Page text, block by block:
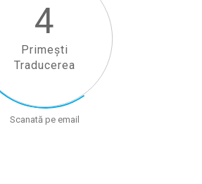
4
Primești
Traducerea
Scanată pe email